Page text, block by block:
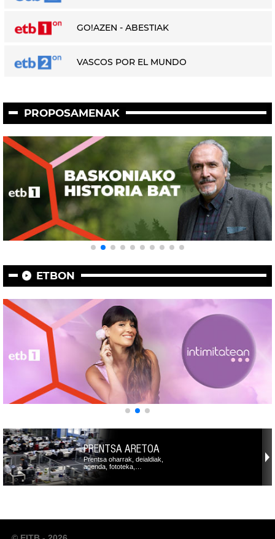
GO!AZEN - ABESTIAK
VASCOS POR EL MUNDO
PROPOSAMENAK
ETBON
PRENTSA ARETOA
Prentsa oharrak, deialdiak,
agenda, fototeka,…